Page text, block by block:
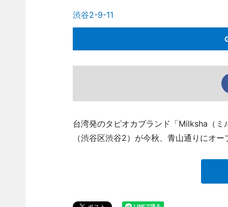
渋谷2-9-11
台湾発のタピオカブランド「Milksha（
（渋谷区渋谷2）が今秋、青山通りにオー